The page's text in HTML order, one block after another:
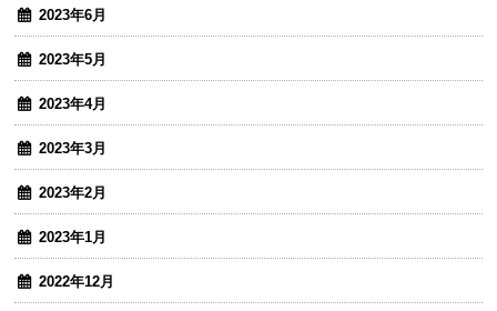
2023年6月
2023年5月
2023年4月
2023年3月
2023年2月
2023年1月
2022年12月